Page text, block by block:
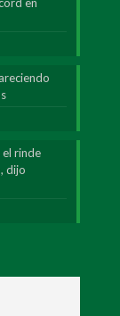
el rinde
dijo